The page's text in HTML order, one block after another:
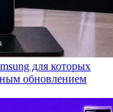
для которых
обновлением